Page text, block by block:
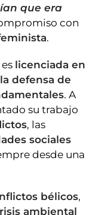
que era
con
.
es licenciada en
defensa de
. A
su trabajo
, las
sociales
desde una
bélicos,
ambiental